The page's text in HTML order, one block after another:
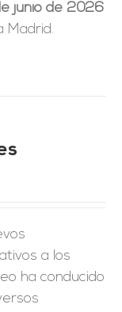
junio de 2026
Madrid.
a los
ha conducido